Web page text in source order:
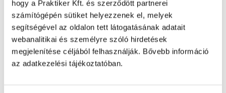
hogy a Praktiker Kft. és szerződött partnerei
számítógépén sütiket helyezzenek el, melyek
segítségével az oldalon tett látogatásának adatait
webanalitikai és személyre szóló hirdetések
megjelenítése céljából felhasználják. Bővebb információ
az adatkezelési tájékoztatóban.